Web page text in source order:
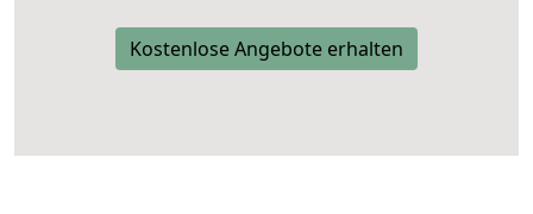
Kostenlose Angebote erhalten